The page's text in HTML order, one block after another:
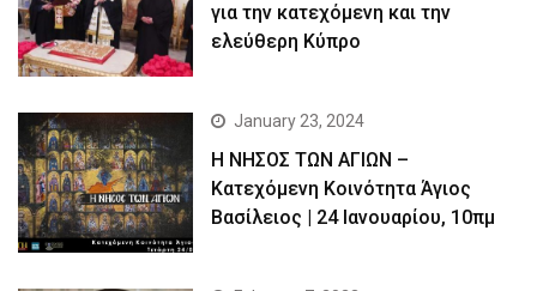
για την κατεχόμενη και την
ελεύθερη Κύπρο
January 23, 2024
Η ΝΗΣΟΣ ΤΩΝ ΑΓΙΩΝ –
Κατεχόμενη Κοινότητα Άγιος
Βασίλειος | 24 Ιανουαρίου, 10πμ